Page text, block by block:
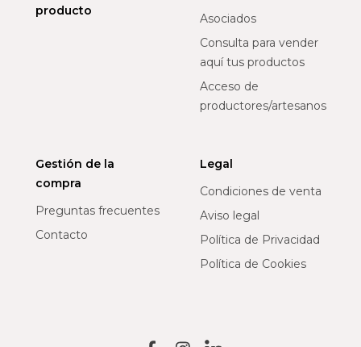
producto
Asociados
Consulta para vender
aquí tus productos
Acceso de
productores/artesanos
Gestión de la
compra
Preguntas frecuentes
Contacto
Legal
Condiciones de venta
Aviso legal
Política de Privacidad
Política de Cookies